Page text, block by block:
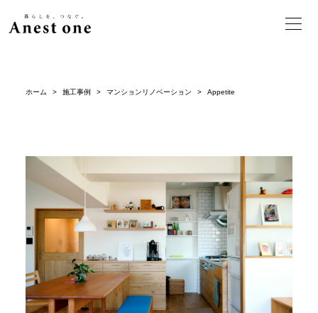
ホーム > 施工事例 > マンションリノベーション > Appetite